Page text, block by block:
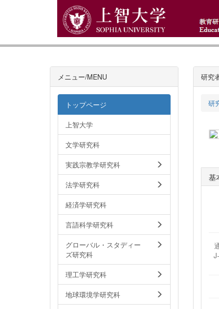
研究
研
基
メニュー/MENU
トップページ
上智大学
文学研究科
実践宗教学研究科
法学研究科
経済学研究科
言語科学研究科
グローバル・スタディー
ズ研究科
理工学研究科
地球環境学研究科